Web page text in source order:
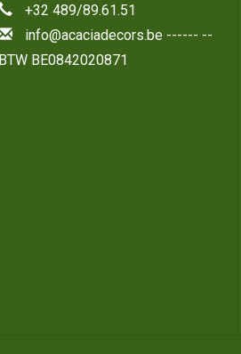
+32 489/89.61.51
info@acaciadecors.be ------ --
BTW BE0842020871